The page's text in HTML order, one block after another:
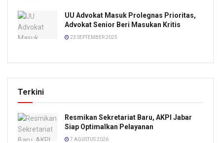
UU Advokat Masuk Prolegnas Prioritas,
Advokat Senior Beri Masukan Kritis
23 SEPTEMBER 2025
Terkini
Resmikan Sekretariat Baru, AKPI Jabar
Siap Optimalkan Pelayanan
7 AGUSTUS 2026